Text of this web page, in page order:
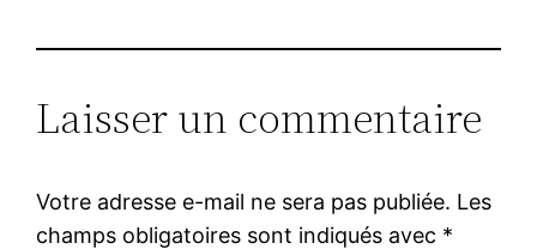
Laisser un commentaire
Votre adresse e-mail ne sera pas publiée. Les
champs obligatoires sont indiqués avec *